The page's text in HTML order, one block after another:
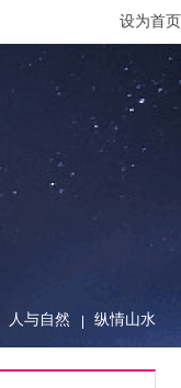
设为首页
人与自然 纵情山水